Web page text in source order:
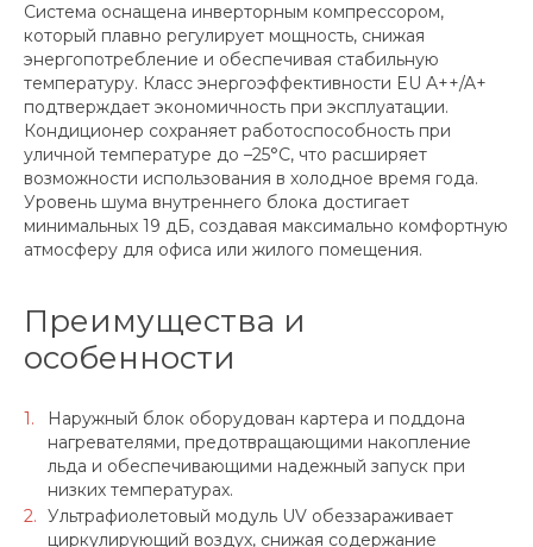
Система оснащена инверторным компрессором,
который плавно регулирует мощность, снижая
энергопотребление и обеспечивая стабильную
температуру. Класс энергоэффективности EU A++/A+
подтверждает экономичность при эксплуатации.
Кондиционер сохраняет работоспособность при
уличной температуре до –25°С, что расширяет
возможности использования в холодное время года.
Уровень шума внутреннего блока достигает
минимальных 19 дБ, создавая максимально комфортную
атмосферу для офиса или жилого помещения.
Преимущества и
особенности
Наружный блок оборудован картера и поддона
нагревателями, предотвращающими накопление
льда и обеспечивающими надежный запуск при
низких температурах.
Ультрафиолетовый модуль UV обеззараживает
циркулирующий воздух, снижая содержание